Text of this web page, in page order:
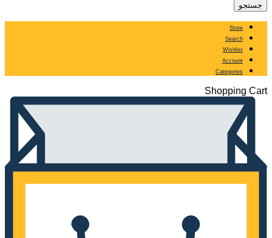
جستجو
Store
Search
Wishlist
Account
Categories
Shopping Cart